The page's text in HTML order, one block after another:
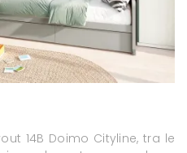
14B Doimo Cityline, tra le